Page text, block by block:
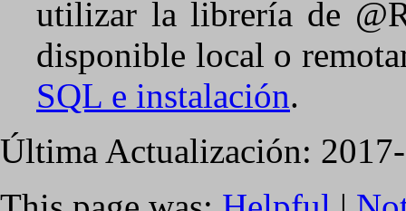
utilizar la librería de
disponible local o
SQL e instalación.
Última Actualización: